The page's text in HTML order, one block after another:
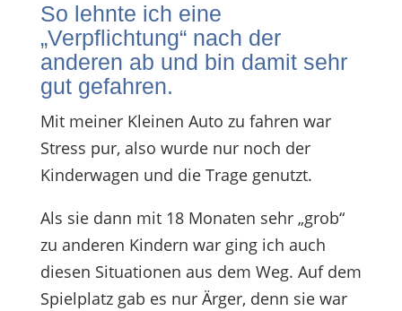
So lehnte ich eine
„Verpflichtung“ nach der
anderen ab und bin damit sehr
gut gefahren.
Mit meiner Kleinen Auto zu fahren war
Stress pur, also wurde nur noch der
Kinderwagen und die Trage genutzt.
Als sie dann mit 18 Monaten sehr „grob“
zu anderen Kindern war ging ich auch
diesen Situationen aus dem Weg. Auf dem
Spielplatz gab es nur Ärger, denn sie war